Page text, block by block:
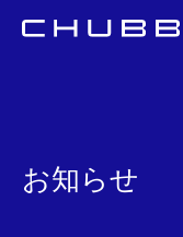
お知らせ